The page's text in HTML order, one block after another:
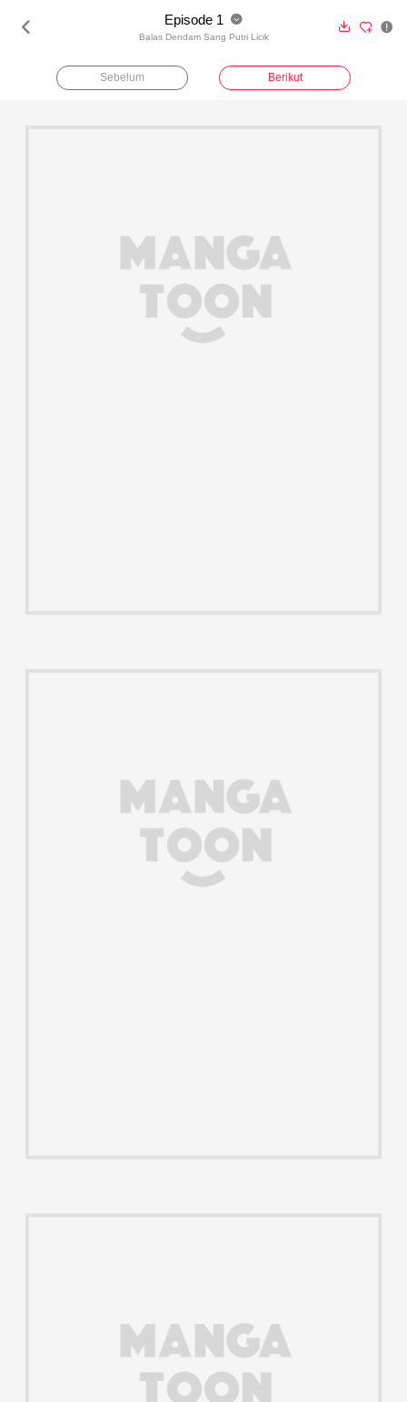
 Episode 1 
Balas Dendam Sang Putri Licik
  
Sebelum Berikut